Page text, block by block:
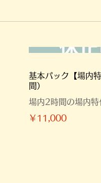
基本パック【場内
間）
場内2時間の場内特
￥11,000